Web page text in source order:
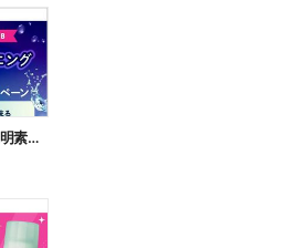
【KOSE】雪肌精 うるおいで透明素肌に導く!かがやき習慣応援キャンペーン